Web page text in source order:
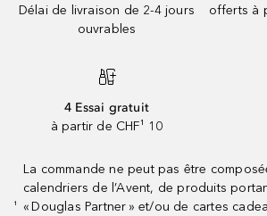
Délai de livraison de 2-4 jours
ouvrables
offerts à
4 Essai gratuit
à partir de CHF¹ 10
¹
La commande ne peut pas être
calendriers de l’Avent, de produits
« Douglas Partner » et/ou de cartes